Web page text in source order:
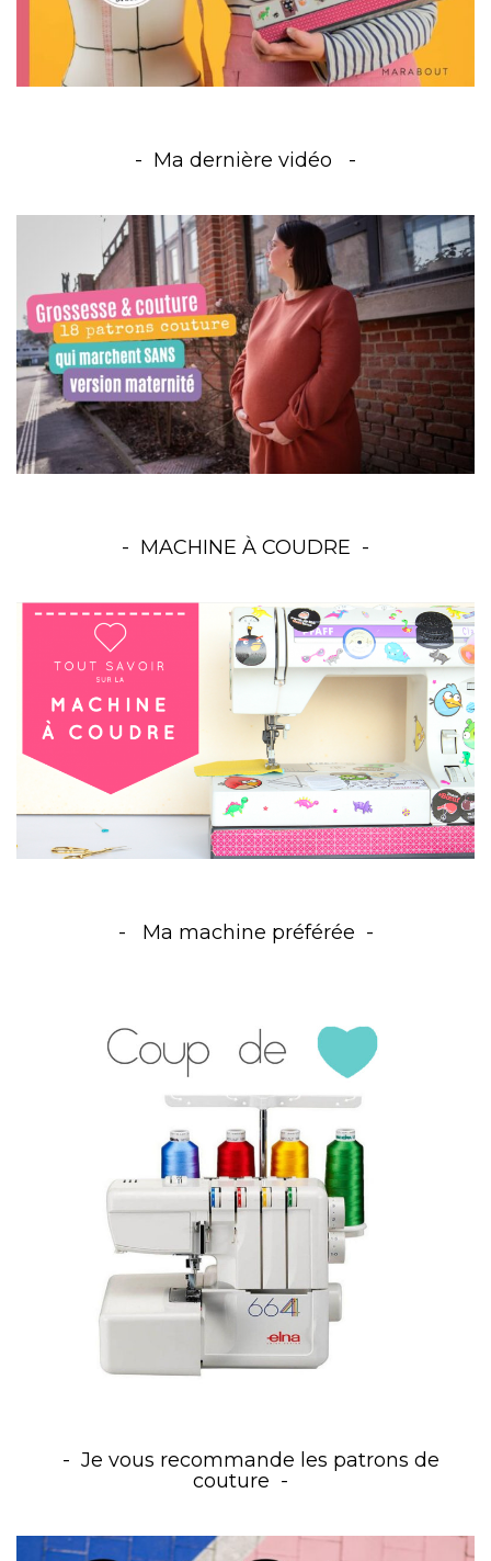
Ma dernière vidéo
MACHINE À COUDRE
Ma machine préférée
Je vous recommande les patrons de
couture